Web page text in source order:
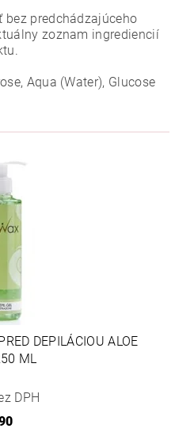
bez predchádzajúceho
zoznam ingrediencií
Aqua (Water), Glucose
DEPILÁCIOU ALOE
ML
DPH